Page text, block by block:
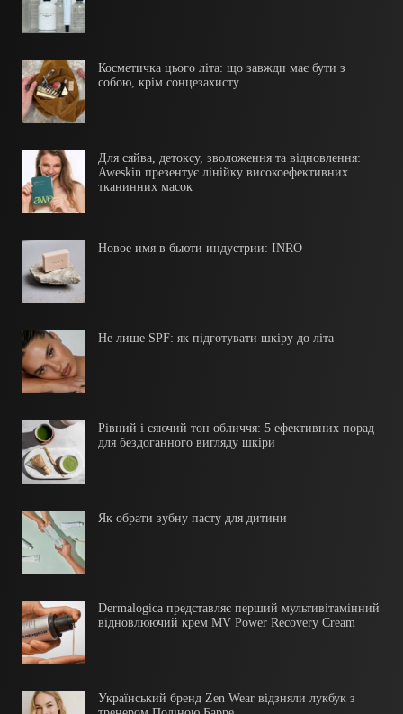
Косметичка цього літа: що завжди має бути з
собою, крім сонцезахисту
Для сяйва, детоксу, зволоження та відновлення:
Aweskin презентує лінійку високоефективних
тканинних масок
Новое имя в бьюти индустрии: INRO
Не лише SPF: як підготувати шкіру до літа
Рівний і сяючий тон обличчя: 5 ефективних порад
для бездоганного вигляду шкіри
Як обрати зубну пасту для дитини
Dermalogica представляє перший мультивітамінний
відновлюючий крем MV Power Recovery Cream
Український бренд Zen Wear відзняли лукбук з